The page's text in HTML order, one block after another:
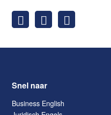
Snel naar
Business English